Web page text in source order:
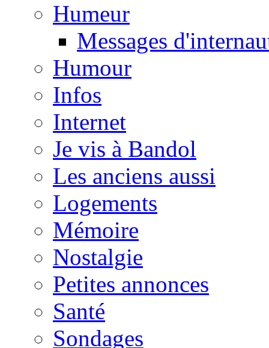
Humeur
Messages
Humour
Infos
Internet
Je vis à Bandol
Les anciens aussi
Logements
Mémoire
Nostalgie
Petites annonces
Santé
Sondages